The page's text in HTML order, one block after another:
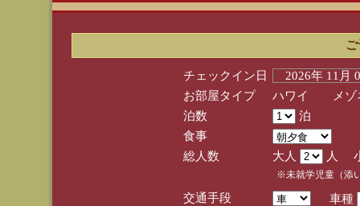
チェックイン日
2026年 11
お部屋タイプ
ハワイ メゾネ
泊数
泊
食事
総人数
大人 人
※未就学児童（添
交通手段
車種